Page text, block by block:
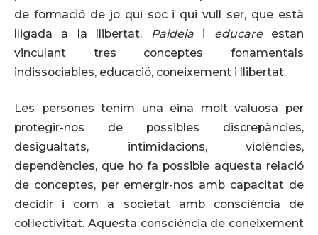
de formació de jo qui soc i qui vull ser, que està
lligada a la llibertat. Paideia i educare estan
vinculant tres conceptes fonamentals
indissociables, educació, coneixement i llibertat.
Les persones tenim una eina molt valuosa per
protegir-nos de possibles discrepàncies,
desigualtats, intimidacions, violències,
dependències, que ho fa possible aquesta relació
de conceptes, per emergir-nos amb capacitat de
decidir i com a societat amb consciència de
col·lectivitat. Aquesta consciència de coneixement